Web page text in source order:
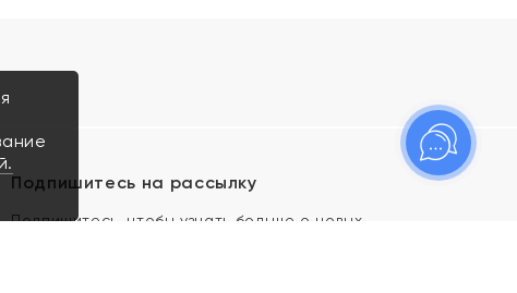
Подпишитесь на рассылку
Подпишитесь, чтобы узнать больше о новых